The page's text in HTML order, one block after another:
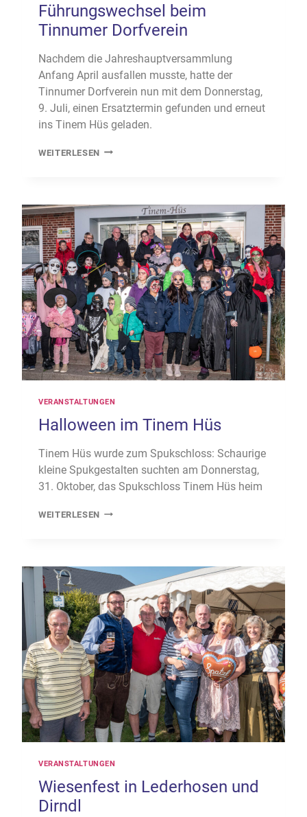
Führungswechsel beim
Tinnumer Dorfverein
Nachdem die Jahreshauptversammlung
Anfang April ausfallen musste, hatte der
Tinnumer Dorfverein nun mit dem Donnerstag,
9. Juli, einen Ersatztermin gefunden und erneut
ins Tinem Hüs geladen.
WEITERLESEN FÜHRUNGSWECHSEL
VERANSTALTUNGEN
Halloween im Tinem Hüs
Tinem Hüs wurde zum Spukschloss: Schaurige
kleine Spukgestalten suchten am Donnerstag,
31. Oktober, das Spukschloss Tinem Hüs heim
WEITERLESEN HALLOWEEN
VERANSTALTUNGEN
Wiesenfest in Lederhosen und
Dirndl